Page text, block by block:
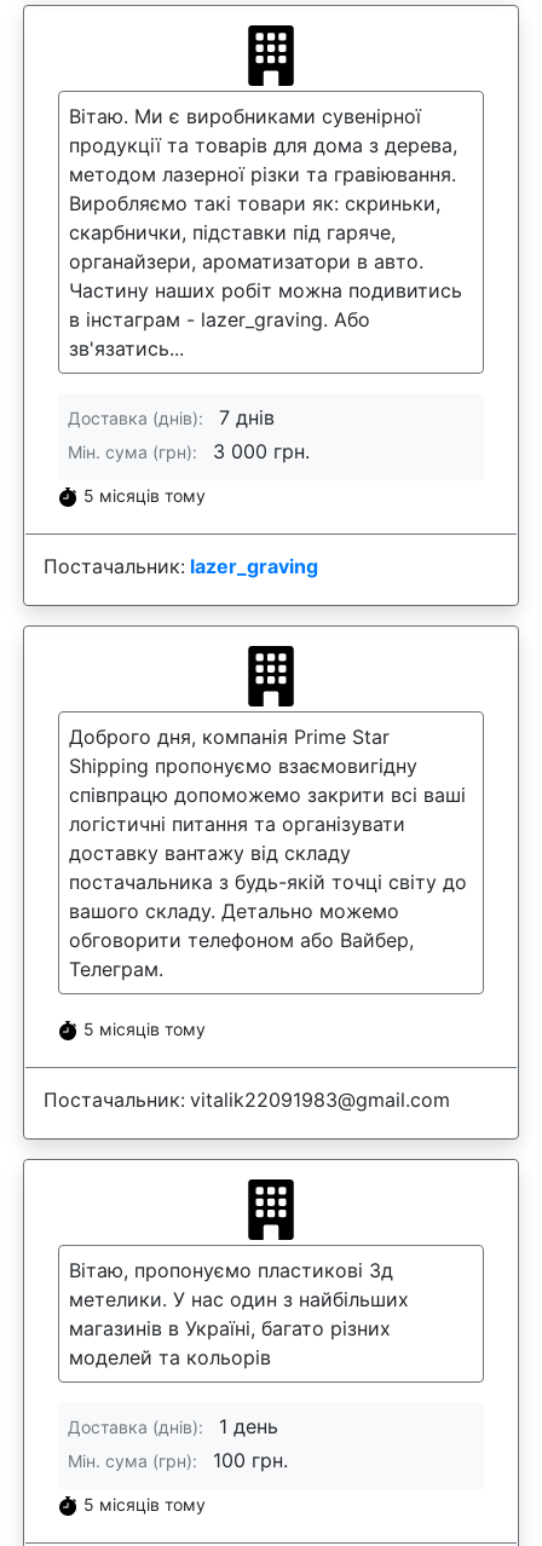
Вітаю. Ми є виробниками сувенірної
продукції та товарів для дома з дерева,
методом лазерної різки та гравіювання.
Виробляємо такі товари як: скриньки,
скарбнички, підставки під гаряче,
органайзери, ароматизатори в авто.
Частину наших робіт можна подивитись
в інстаграм - lazer_graving. Або
зв'язатись...
Доставка (днів): 7 днів
Мін. сума (грн): 3 000 грн.
5 місяців тому
Постачальник: lazer_graving
Доброго дня, компанія Prime Star
Shipping пропонуємо взаємовигідну
співпрацю допоможемо закрити всі ваші
логістичні питання та організувати
доставку вантажу від складу
постачальника з будь-якій точці світу до
вашого складу. Детально можемо
обговорити телефоном або Вайбер,
Телеграм.
5 місяців тому
Постачальник: vitalik22091983@gmail.com
Вітаю, пропонуємо пластикові 3д
метелики. У нас один з найбільших
магазинів в Україні, багато різних
моделей та кольорів
Доставка (днів): 1 день
Мін. сума (грн): 100 грн.
5 місяців тому